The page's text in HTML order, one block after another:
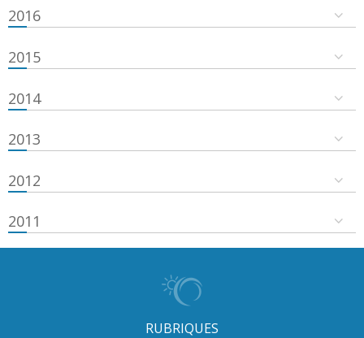
2016
2015
2014
2013
2012
2011
RUBRIQUES